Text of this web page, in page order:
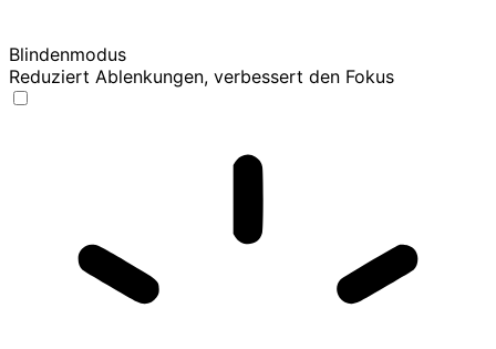
Blindenmodus
Reduziert Ablenkungen, verbessert den Fokus